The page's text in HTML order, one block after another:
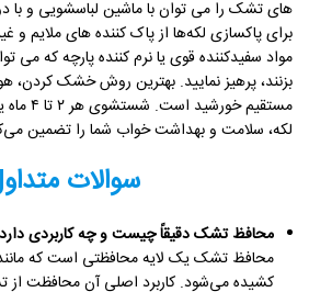
های تشک را می توان با ماشین لباسشویی و با
برای پاکسازی لکه‌ها از پاک کننده های ملایم و
مواد سفیدکننده قوی یا نرم‌ کننده پارچه که می
بزنند، پرهیز نمایید. بهترین روش خشک کردن،
مستقیم
لکه، سلامت و بهداشت خواب شما را تضمین
سوالات
محافظ تشک دقیقاً چیست و چه کاربردی
محافظ تشک یک لایه محافظتی است که
کشیده می‌شود. کاربرد اصلی آن محافظت از